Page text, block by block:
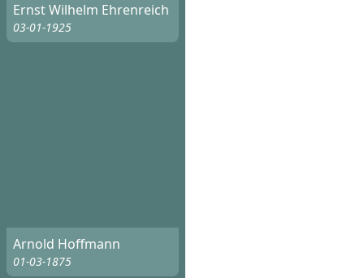
Ernst Wilhelm Ehrenreich
03-01-1925
Arnold Hoffmann
01-03-1875